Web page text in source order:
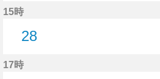
15時
28
17時